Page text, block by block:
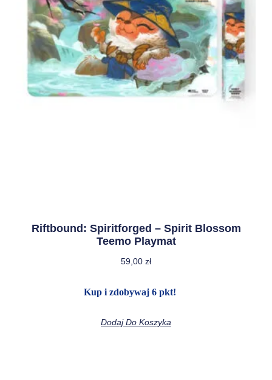
Riftbound: Spiritforged – Spirit Blossom
Teemo Playmat
59,00 zł
Kup i zdobywaj 6 pkt!
Dodaj Do Koszyka